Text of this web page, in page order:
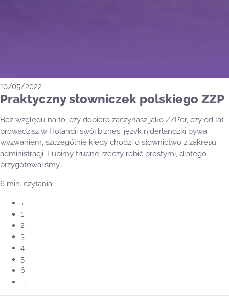
10/05/2022
Praktyczny słowniczek polskiego ZZP
Bez względu na to, czy dopiero zaczynasz jako ZZP’er, czy od lat
prowadzisz w Holandii swój biznes, język niderlandzki bywa
wyzwaniem, szczególnie kiedy chodzi o słownictwo z zakresu
administracji. Lubimy trudne rzeczy robić prostymi, dlatego
przygotowaliśmy...
6 min. czytania
←
1
2
3
4
5
6
→